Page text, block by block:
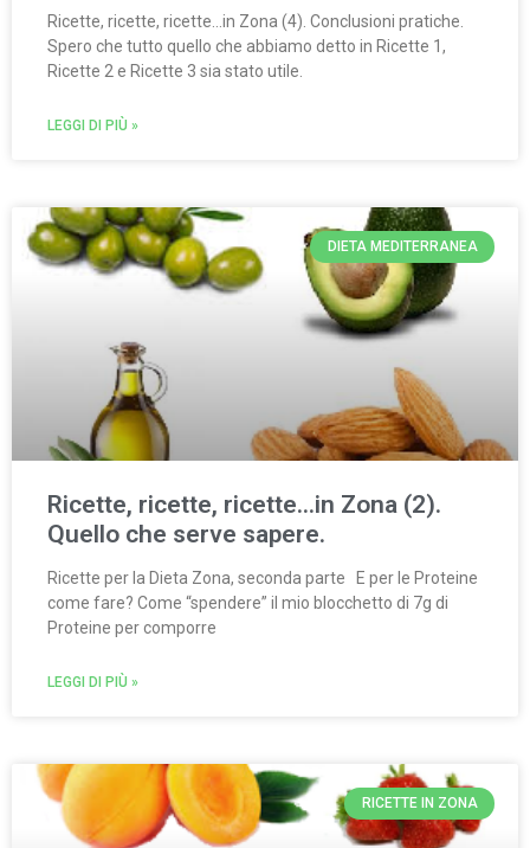
Ricette, ricette, ricette…in Zona (4). Conclusioni pratiche.
Spero che tutto quello che abbiamo detto in Ricette 1,
Ricette 2 e Ricette 3 sia stato utile.
LEGGI DI PIÙ »
DIETA MEDITERRANEA
Ricette, ricette, ricette…in Zona (2).
Quello che serve sapere.
Ricette per la Dieta Zona, seconda parte E per le Proteine
come fare? Come “spendere” il mio blocchetto di 7g di
Proteine per comporre
LEGGI DI PIÙ »
RICETTE IN ZONA